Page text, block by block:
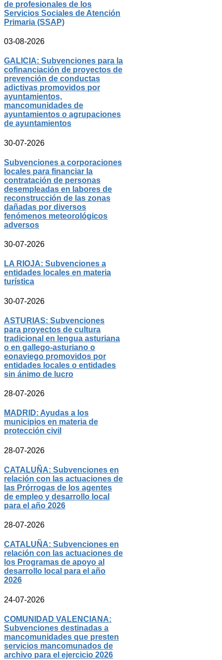
de profesionales de los
Servicios Sociales de Atención
Primaria (SSAP)
03-08-2026
GALICIA: Subvenciones para la
cofinanciación de proyectos de
prevención de conductas
adictivas promovidos por
ayuntamientos,
mancomunidades de
ayuntamientos o agrupaciones
de ayuntamientos
30-07-2026
Subvenciones a corporaciones
locales para financiar la
contratación de personas
desempleadas en labores de
reconstrucción de las zonas
dañadas por diversos
fenómenos meteorológicos
adversos
30-07-2026
LA RIOJA: Subvenciones a
entidades locales en materia
turística
30-07-2026
ASTURIAS: Subvenciones
para proyectos de cultura
tradicional en lengua asturiana
o en gallego-asturiano o
eonaviego promovidos por
entidades locales o entidades
sin ánimo de lucro
28-07-2026
MADRID: Ayudas a los
municipios en materia de
protección civil
28-07-2026
CATALUÑA: Subvenciones en
relación con las actuaciones de
las Prórrogas de los agentes
de empleo y desarrollo local
para el año 2026
28-07-2026
CATALUÑA: Subvenciones en
relación con las actuaciones de
los Programas de apoyo al
desarrollo local para el año
2026
24-07-2026
COMUNIDAD VALENCIANA:
Subvenciones destinadas a
mancomunidades que presten
servicios mancomunados de
archivo para el ejercicio 2026